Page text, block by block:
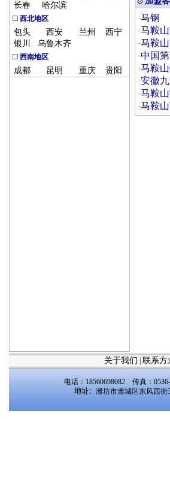
长春
哈尔滨
西北地区
包头 西安 兰州
西宁
银川
乌鲁木齐
西南地区
成都 昆明 重庆 贵阳
关于我们 联系方
电话：18560698082 传真：
地址： 潍坊市潍城区东风西街